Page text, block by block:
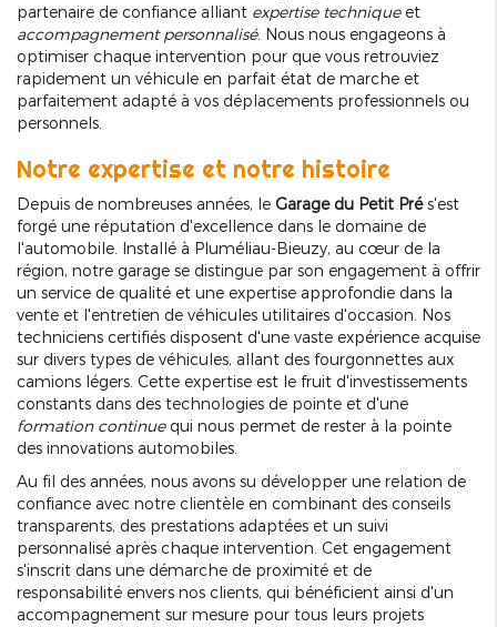
partenaire de confiance alliant expertise techniqueet
accompagnement personnalisé. Nous nous engageons à
optimiser chaque intervention pour que vous retrouviez
rapidement un véhicule en parfait état de marche et
parfaitement adapté à vos déplacements professionnels ou
personnels.
Notre expertise et notre histoire
Depuis de nombreuses années, le Garage du Petit Prés'est
forgé une réputation d'excellence dans le domaine de
l'automobile. Installé à Pluméliau-Bieuzy, au cœur de la
région, notre garage se distingue par son engagement à offrir
un service de qualité et une expertise approfondie dans la
vente et l'entretien de véhicules utilitaires d'occasion. Nos
techniciens certifiés disposent d'une vaste expérience acquise
sur divers types de véhicules, allant des fourgonnettes aux
camions légers. Cette expertise est le fruit d'investissements
constants dans des technologies de pointe et d'une
formation continuequi nous permet de rester à la pointe
des innovations automobiles.
Au fil des années, nous avons su développer une relation de
confiance avec notre clientèle en combinant des conseils
transparents, des prestations adaptées et un suivi
personnalisé après chaque intervention. Cet engagement
s'inscrit dans une démarche de proximité et de
responsabilité envers nos clients, qui bénéficient ainsi d'un
accompagnement sur mesure pour tous leurs projets